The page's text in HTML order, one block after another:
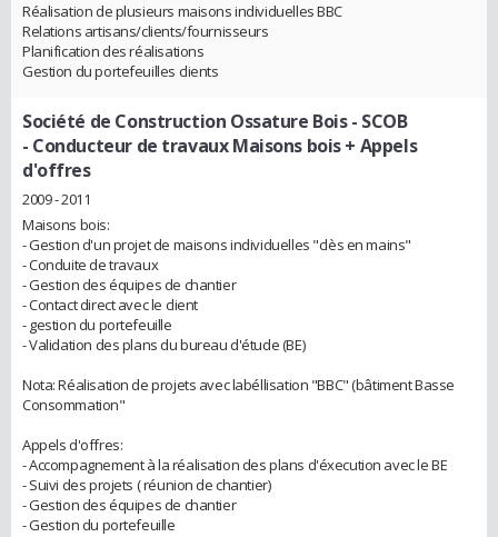
Réalisation de plusieurs maisons individuelles BBC
Relations artisans/clients/fournisseurs
Planification des réalisations
Gestion du portefeuilles clients
Société de Construction Ossature Bois - SCOB
- Conducteur de travaux Maisons bois + Appels
d'offres
2009 - 2011
Maisons bois:
- Gestion d'un projet de maisons individuelles "clès en mains"
- Conduite de travaux
- Gestion des équipes de chantier
- Contact direct avec le client
- gestion du portefeuille
- Validation des plans du bureau d'étude (BE)
Nota: Réalisation de projets avec labéllisation "BBC" (bâtiment Basse
Consommation"
Appels d'offres:
- Accompagnement à la réalisation des plans d'éxecution avec le BE
- Suivi des projets ( réunion de chantier)
- Gestion des équipes de chantier
- Gestion du portefeuille